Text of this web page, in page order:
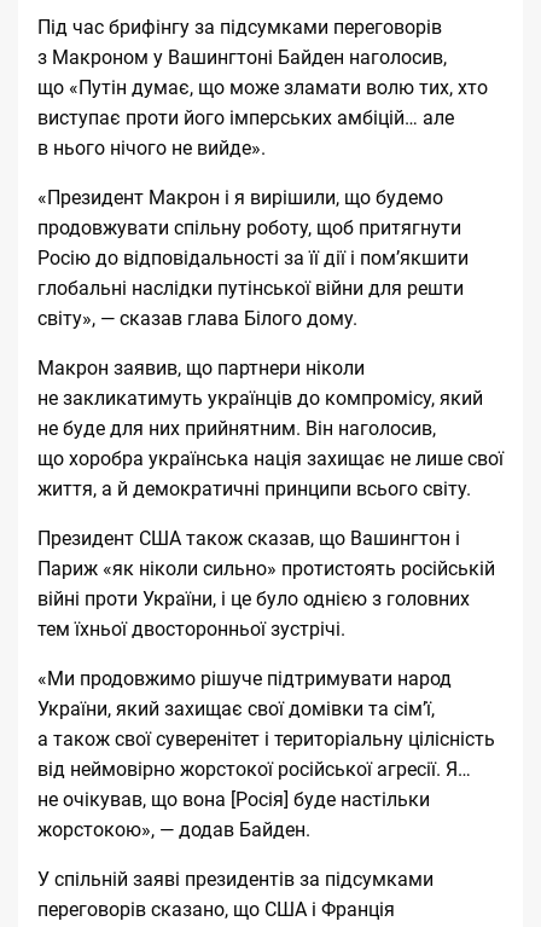
Під час брифінгу за підсумками переговорів
з Макроном у Вашингтоні Байден наголосив,
що «Путін думає, що може зламати волю тих, хто
виступає проти його імперських амбіцій… але
в нього нічого не вийде».
«Президент Макрон і я вирішили, що будемо
продовжувати спільну роботу, щоб притягнути
Росію до відповідальності за її дії і пом’якшити
глобальні наслідки путінської війни для решти
світу», — сказав глава Білого дому.
Макрон заявив, що партнери ніколи
не закликатимуть українців до компромісу, який
не буде для них прийнятним. Він наголосив,
що хоробра українська нація захищає не лише свої
життя, а й демократичні принципи всього світу.
Президент США також сказав, що Вашингтон і
Париж «як ніколи сильно» протистоять російській
війні проти України, і це було однією з головних
тем їхньої двосторонньої зустрічі.
«Ми продовжимо рішуче підтримувати народ
України, який захищає свої домівки та сім’ї,
а також свої суверенітет і територіальну цілісність
від неймовірно жорстокої російської агресії. Я…
не очікував, що вона [Росія] буде настільки
жорстокою», — додав Байден.
У спільній заяві президентів за підсумками
переговорів сказано, що США і Франція